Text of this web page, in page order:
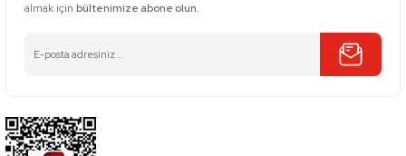
almak için bültenimize abone olun.